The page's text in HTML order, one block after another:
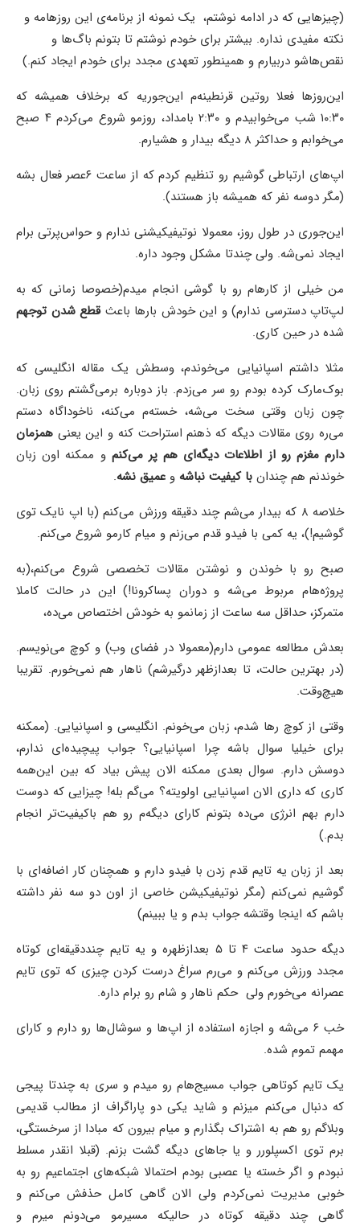
(چیزهایی که در ادامه نوشتم، یک نمونه از برنامه‌ی این روزهامه و
نکته مفیدی نداره. بیشتر برای خودم نوشتم تا بتونم باگ‌ها و
نقص‌هاشو دربیارم و همینطور تعهدی مجدد برای خودم ایجاد کنم.)
این‌روزها فعلا روتین قرنطینه‌م این‌جوریه که برخلاف همیشه که
۱۰:۳۰ شب می‌خوابیدم و ۲:۳۰ بامداد، روزمو شروع می‌کردم ۴ صبح
می‌خوابم و حداکثر ۸ دیگه بیدار و هشیارم.
اپ‌های ارتباطی گوشیم رو تنظیم کردم که از ساعت ۶عصر فعال بشه
(مگر دوسه نفر که همیشه باز هستند).
این‌جوری در طول روز، معمولا نوتیفیکیشنی ندارم و حواس‌پرتی برام
ایجاد نمی‌شه. ولی چندتا مشکل وجود داره.
من خیلی از کارهام رو با گوشی انجام میدم(خصوصا زمانی که به
لپ‌تاپ دسترسی ندارم) و این خودش بارها باعثقطع شدن توجهم
شده در حین کاری.
مثلا داشتم اسپانیایی می‌خوندم، وسطش یک مقاله انگلیسی که
بوک‌مارک کرده بودم رو سر می‌زدم. باز دوباره برمی‌گشتم روی زبان.
چون زبان وقتی سخت می‌شه، خسته‌م می‌کنه، ناخوداگاه دستم
می‌ره روی مقالات دیگه که ذهنم استراحت کنه و این یعنی همزمان
دارم مغزم رو از اطلاعات دیگه‌ای هم پر می‌کنم و ممکنه اون زبان
خوندنم هم چندان با کیفیت نباشه و عمیق نشه.
خلاصه ۸ که بیدار می‌شم چند دقیقه ورزش می‌کنم (با اپ نایک توی
گوشیم!)، یه کمی با فیدو قدم می‌زنم و میام کارمو شروع می‌کنم.
صبح رو با خوندن و نوشتن مقالات تخصصی شروع می‌کنم،(به
پروژه‌هام مربوط می‌شه و دوران پساکرونا!) این در حالت کاملا
متمرکز، حداقل سه ساعت از زمانمو به خودش اختصاص می‌ده،
بعدش مطالعه عمومی دارم(معمولا در فضای وب) و کوچ می‌نویسم.
(در بهترین حالت، تا بعدازظهر درگیرشم) ناهار هم نمی‌خورم. تقریبا
هیچ‌وقت.
وقتی از کوچ رها شدم، زبان می‌خونم. انگلیسی و اسپانیایی. (ممکنه
برای خیلیا سوال باشه چرا اسپانیایی؟ جواب پیچیده‌ای ندارم،
دوسش دارم. سوال بعدی ممکنه الان پیش بیاد که بین این‌همه
کاری که داری الان اسپانیایی اولویته؟ می‌گم بله! چیزایی که دوست
دارم بهم انرژی می‌ده بتونم کارای دیگه‌م رو هم باکیفیت‌تر انجام
بدم.)
بعد از زبان یه تایم قدم زدن با فیدو دارم و همچنان کار اضافه‌ای با
گوشیم نمی‌کنم (مگر نوتیفیکیشن خاصی از اون دو سه نفر داشته
باشم که اینجا وقتشه جواب بدم و یا ببینم)
دیگه حدود ساعت ۴ تا ۵ بعدازظهره و یه تایم چنددقیقه‌ای کوتاه
مجدد ورزش می‌کنم و می‌رم سراغ درست کردن چیزی که توی تایم
عصرانه می‌خورم ولی حکم ناهار و شام رو برام داره.
خب ۶ می‌شه و اجازه استفاده از اپ‌ها و سوشال‌ها رو دارم و کارای
مهمم تموم شده.
یک تایم کوتاهی جواب مسیج‌هام رو میدم و سری به چندتا پیجی
که دنبال می‌کنم میزنم و شاید یکی دو پاراگراف از مطالب قدیمی
وبلاگم رو هم به اشتراک بگذارم و میام بیرون که مبادا از سرخستگی،
برم توی اکسپلورر و یا جاهای دیگه گشت بزنم. (قبلا انقدر مسلط
نبودم و اگر خسته یا عصبی بودم احتمالا شبکه‌های اجتماعیم رو به
خوبی مدیریت نمی‌کردم ولی الان گاهی کامل حذفش می‌کنم و
گاهی چند دقیقه کوتاه در حالیکه مسیرمو می‌دونم میرم و